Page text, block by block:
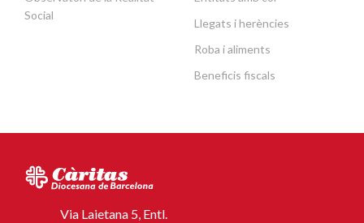
Social
Llegats i herències
Roba i aliments
Beneficis fiscals
Via Laietana 5, Entl.